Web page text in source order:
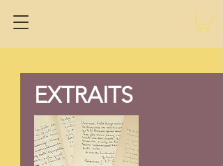
EXTRAITS